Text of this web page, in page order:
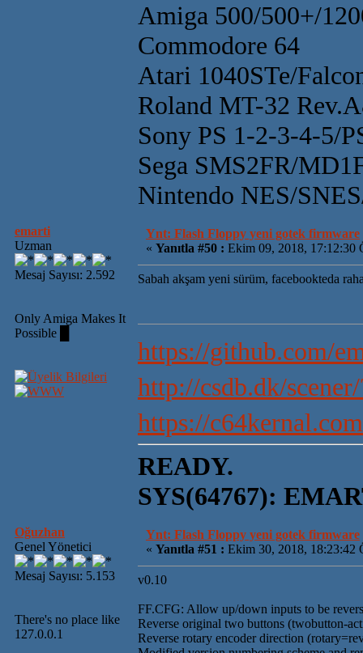
Amiga 500/500+/
Commodore 64
Atari 1040STe/
Roland MT-32
Sony PS 1-2-3-4-5/
Sega SMS2FR/
Nintendo NES/
emarti
Uzman
Mesaj Sayısı: 2.592
Only Amiga Makes It
Possible █
Ynt: Flash Floppy yeni gotek firmware
« Yanıtla #50 : Ekim 09, 2018, 17:12:30
Sabah akşam yeni sürüm, facebookteda
https://github.com/
http://csdb.dk/
https://c64kernal.com
READY.
SYS(64767):
Oğuzhan
Genel Yönetici
Mesaj Sayısı: 5.153
There's no place like
127.0.0.1
Ynt: Flash Floppy yeni gotek firmware
« Yanıtla #51 : Ekim 30, 2018, 18:23:42
v0.10
FF.CFG: Allow up/down inputs to be
Reverse original two buttons (twobutton-
Reverse rotary encoder direction